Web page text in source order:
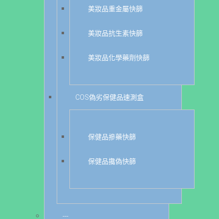
美妝品重金屬快篩
美妝品抗生素快篩
美妝品化學藥劑快篩
COS偽劣保健品速測盒
保健品摻藥快篩
保健品攙偽快篩
---